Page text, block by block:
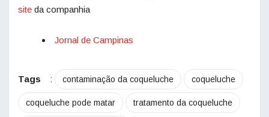
site da companhia
Jornal de Campinas
Tags : contaminação da coqueluche coqueluche
coqueluche pode matar tratamento da coqueluche